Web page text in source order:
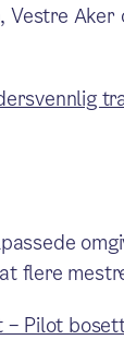
Aker
flere
Pilot